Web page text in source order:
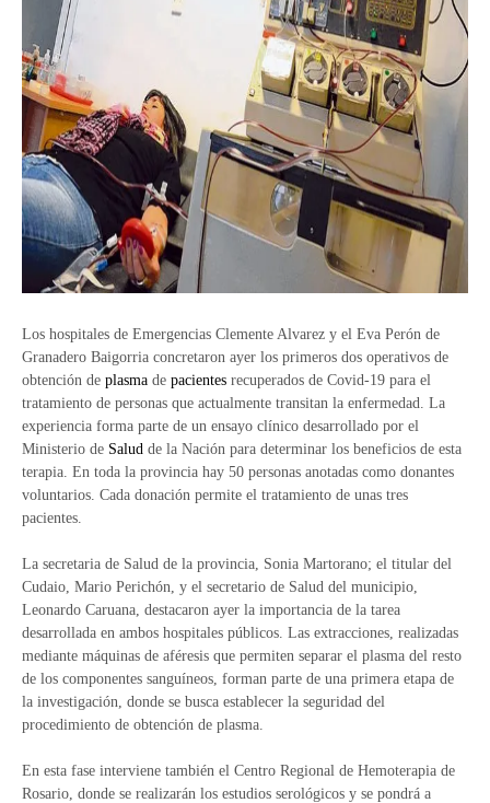
Los hospitales de Emergencias Clemente Alvarez y el Eva Perón de
Granadero Baigorria concretaron ayer los primeros dos operativos de
obtención de plasma de pacientes recuperados de Covid-19 para el
tratamiento de personas que actualmente transitan la enfermedad. La
experiencia forma parte de un ensayo clínico desarrollado por el
Ministerio de Salud de la Nación para determinar los beneficios de esta
terapia. En toda la provincia hay 50 personas anotadas como donantes
voluntarios. Cada donación permite el tratamiento de unas tres
pacientes.
La secretaria de Salud de la provincia, Sonia Martorano; el titular del
Cudaio, Mario Perichón, y el secretario de Salud del municipio,
Leonardo Caruana, destacaron ayer la importancia de la tarea
desarrollada en ambos hospitales públicos. Las extracciones, realizadas
mediante máquinas de aféresis que permiten separar el plasma del resto
de los componentes sanguíneos, forman parte de una primera etapa de
la investigación, donde se busca establecer la seguridad del
procedimiento de obtención de plasma.
En esta fase interviene también el Centro Regional de Hemoterapia de
Rosario, donde se realizarán los estudios serológicos y se pondrá a